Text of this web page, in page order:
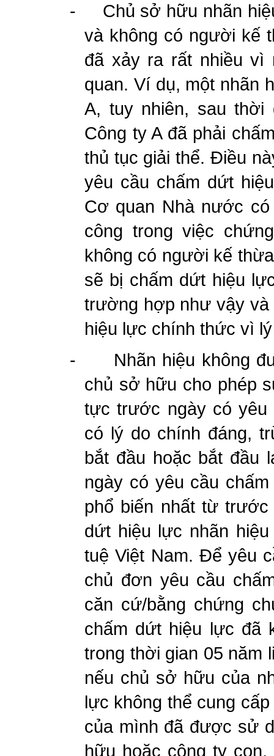
-
Chủ sở hữu nhãn
và không có người kế
đã xảy ra rất nhiều vì
quan. Ví dụ, một nhãn
A, tuy nhiên, sau thời
Công ty A đã phải
thủ tục giải thể. Điều
yêu cầu chấm dứt
Cơ quan Nhà nước
công trong việc
không có người kế
sẽ bị chấm dứt hiệu
trường hợp như vậy và
hiệu lực chính thức vì
-
Nhãn hiệu không
chủ sở hữu cho phép
tực trước ngày có yêu
có lý do chính đáng,
bắt đầu hoặc bắt đầu
ngày có yêu cầu
phổ biến nhất từ
dứt hiệu lực nhãn
tuệ Việt Nam. Để yêu
chủ đơn yêu cầu
căn cứ/bằng chứng
chấm dứt hiệu lực đã
trong thời gian 05 năm
nếu chủ sở hữu của
lực không thể cung
của mình đã được sử
hữu hoặc công ty